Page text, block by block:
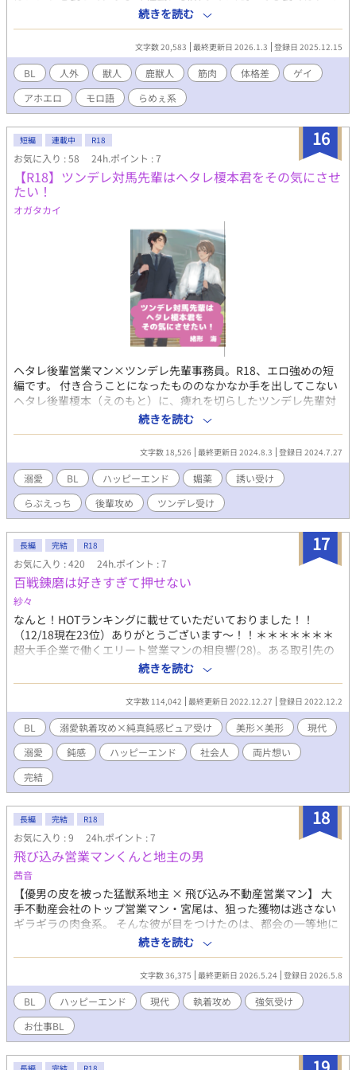
ジカという名前で裏垢を持って承認欲求を満たしていた。 ある
日、部署異動をしてやってきたオジカさんは俺好みの落ち付き筋
肉イケメンだった。指導係になって研修をしていくうちに、いつ
しか俺は惹かれていて…… ほぼ人間、尻尾のみ獣要素の鹿獣人オ
ジカ×アホエロモロ感ドMコジマ。 ムーンライトノベルズにも掲
載中です。
続きを読む
文字数 20,583 最終更新日 2026.1.3 登録日 2025.12.15
BL 人外 獣人 鹿獣人 筋肉 体格差
ゲイ
アホエロ
モロ語 らめぇ系
16
短編 連載中 R18
お気に入り : 58 24h.ポイント : 7
【R18】ツンデレ対馬先輩はヘタレ榎本君をその気にさせ
たい！
オガタカイ
ヘタレ後輩営業マン×ツンデレ先輩事務員。R18、エロ強めの短
編です。 付き合うことになったもののなかなか手を出してこない
ヘタレ後輩榎本（えのもと）に、痺れを切らしたツンデレ先輩対
馬（つしま）は、どうにかして手を出させようとあるヤバいモノ
を友人から買い取ってしまう。 それは、なんと漢方薬でいうとこ
ろの 【媚薬】。 一口飲ませればたちまち発情期の獣のごとく自分
へ襲いかかってくるはずーー…が、まさかまさか。 ひょんな間違
いで自分が飲んでしまうなんて！？ ツンデレ先輩が誘い受けにな
っちゃう話。 ストーリー性ぶっ飛ばしてエロ♡を書きたかったん
です…けど…ちゃんとストーリーもある程度作り込み…したは
ず… とりあえず楽しんでいただけたら嬉しいです♡
続きを読む
文字数 18,526 最終更新日 2024.8.3 登録日 2024.7.27
溺愛 BL ハッピーエンド 媚薬
誘い受け
らぶえっち
後輩攻め ツンデレ受け
17
長編 完結 R18
お気に入り : 420 24h.ポイント : 7
百戦錬磨は好きすぎて押せない
紗々
なんと！HOTランキングに載せていただいておりました！！
（12/18現在23位）ありがとうございます～！！＊＊＊＊＊＊＊
超大手企業で働くエリート営業マンの相良響(28)。ある取引先の
会社との食事会で出会った、自分の好みドンピシャの可愛い男の
子(22)に心を奪われる。上手いこといつものように落として可愛
がってやろうと思っていたのに…………序盤で大失態をしてしま
い、相手に怯えられ、嫌われる寸前に。どうにか謝りまくって友
人関係を続けることには成功するものの、それ以来ビビり倒して
全然押せなくなってしまった……！＊＊＊＊＊＊＊百戦錬磨の超
イケメンモテ男が純粋で鈍感な男の子にメロメロになって翻弄さ
れ悶えまくる話が書きたくて書きました。いろんな胸キュンシー
ンを詰め込んでいく……つもりではありますが、ラブラブになる
とりあえず短編としていましたが、後日談を含めると100000字超
えそうなので長編に変更いたします。すみません。
続きを読む
文字数 114,042 最終更新日 2022.12.27 登録日 2022.12.2
BL 溺愛執着攻め×純真鈍感ピュア受け 美形×美形
現代
溺愛
鈍感 ハッピーエンド 社会人
両片想い
完結
18
長編 完結 R18
お気に入り : 9 24h.ポイント : 7
飛び込み営業マンくんと地主の男
茜音
【優男の皮を被った猛獣系地主 × 飛び込み不動産営業マン】 大
手不動産会社のトップ営業マン・宮尾は、狙った獲物は逃さない
ギラギラの肉食系。 そんな彼が目をつけたのは、都会の一等地に
ぽっかりと残された「300坪の空白地」。所有者・吉永は、どこ
か寂しげな瞳をした掴みどころのない男だった。 宮尾は持ち前の
粘り強さで吉永の懐に飛び込むが、主導権を握っていると思って
いたのは自分だけ。 気が付けば逞しい体に押し倒され、気持ちい
いところを探り当てられてしまって。 「大丈夫。いれるのは、ま
た今度ね」 会社には言えない後ろめたい関係は、宮尾の意思を無
視して深みへと堕ちていく。 ※ハッピーエンドです！ ※2万字程
度の短編です。本編全5話。
続きを読む
文字数 36,375 最終更新日 2026.5.24 登録日 2026.5.8
BL ハッピーエンド 現代 執着攻め
強気受け
お仕事BL